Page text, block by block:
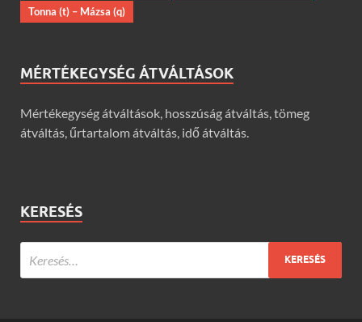
Tonna (t) – Mázsa (q)
MÉRTÉKEGYSÉG ÁTVÁLTÁSOK
Mértékegység átváltások, hosszúság átváltás, tömeg
átváltás, űrtartalom átváltás, idő átváltás.
KERESÉS